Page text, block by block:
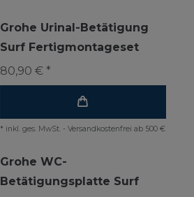
Grohe Urinal-Betätigung
Surf Fertigmontageset
80,90 € *
* inkl. ges. MwSt. - Versandkostenfrei ab 500 €
Grohe WC-
Betätigungsplatte Surf